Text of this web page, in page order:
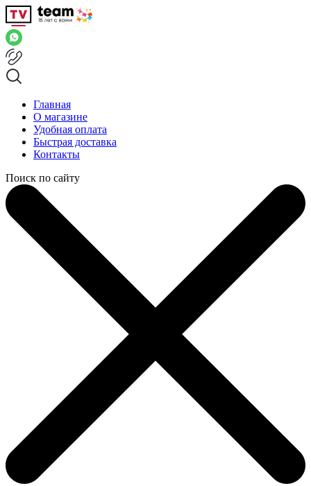
Главная
О магазине
Удобная оплата
Быстрая доставка
Контакты
Поиск по сайту